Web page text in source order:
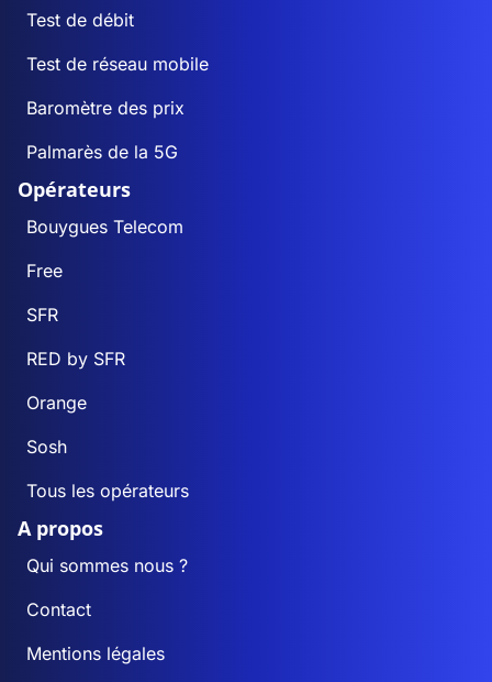
Test de débit
Test de réseau mobile
Baromètre des prix
Palmarès de la 5G
Opérateurs
Bouygues Telecom
Free
SFR
RED by SFR
Orange
Sosh
Tous les opérateurs
A propos
Qui sommes nous ?
Contact
Mentions légales